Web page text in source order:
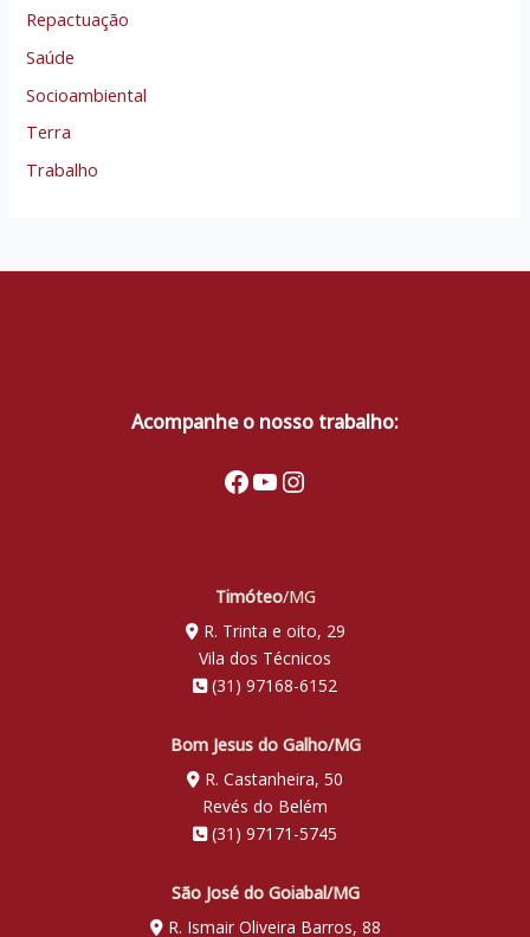
Repactuação
Saúde
Socioambiental
Terra
Trabalho
Acompanhe o nosso trabalho:
Facebook
Youtube
Instagram
Timóteo/MG
R. Trinta e oito, 29
Vila dos Técnicos
(31) 97168-6152
Bom Jesus do Galho/MG
R. Castanheira, 50
Revés do Belém
(31) 97171-5745
São José do Goiabal/MG
R. Ismair Oliveira Barros, 88